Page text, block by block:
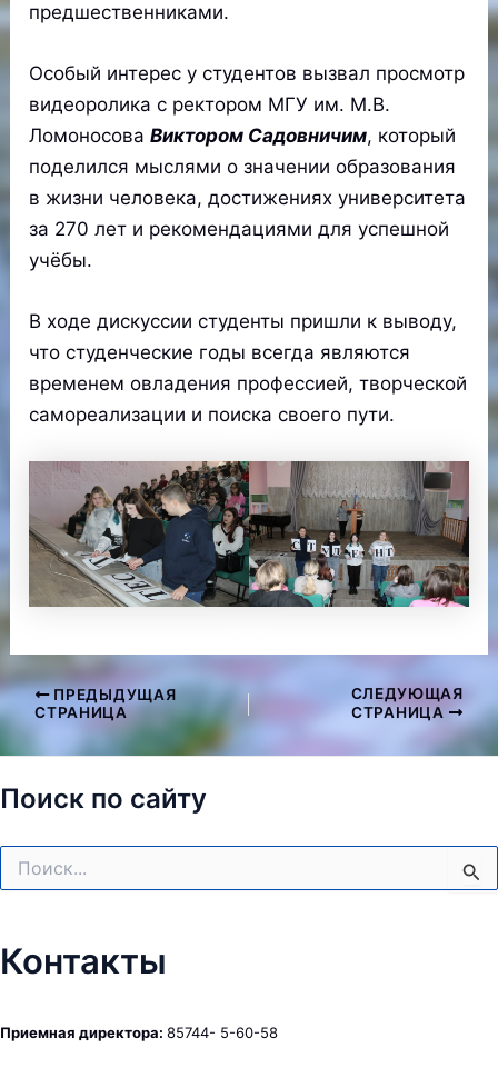
предшественниками.
Особый интерес у студентов вызвал просмотр
видеоролика с ректором МГУ им. М.В.
ЛомоносоваВиктором Садовничим, который
поделился мыслями о значении образования
в жизни человека, достижениях университета
за 270 лет и рекомендациями для успешной
учёбы.
В ходе дискуссии студенты пришли к выводу,
что студенческие годы всегда являются
временем овладения профессией, творческой
самореализации и поиска своего пути.
Навигация
по
записям
ПРЕДЫДУЩАЯ
СТРАНИЦА
СЛЕДУЮЩАЯ
СТРАНИЦА
Поиск по сайту
Контакты
Приемная директора: 85744- 5-60-58